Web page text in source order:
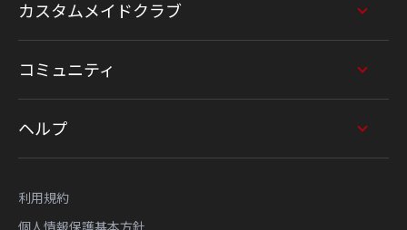
カスタムメイドクラブ
コミュニティ
ヘルプ
利用規約
個人情報保護基本方針